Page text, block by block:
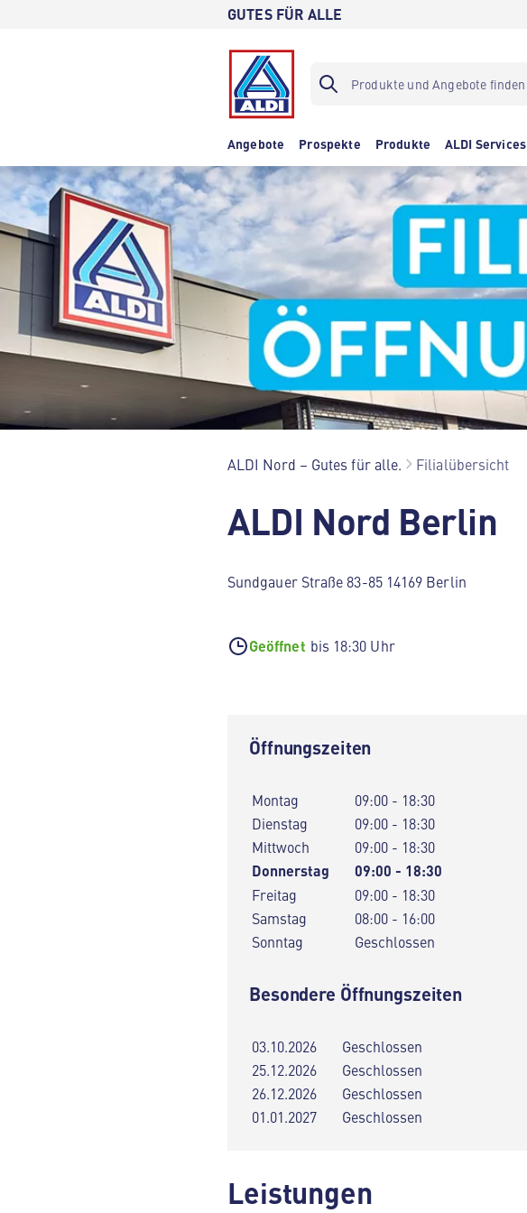
GUTES FÜR ALLE
Angebote Prospekte Produkte ALDI Services
ALDI Nord – Gutes für alle. Filialübersicht
ALDI Nord Berlin
Sundgauer Straße 83-85 14169 Berlin
Geöffnet bis 18:30 Uhr
Öffnungszeiten
Montag
09:00 - 18:30
Dienstag
09:00 - 18:30
Mittwoch
09:00 - 18:30
Donnerstag 09:00 - 18:30
Freitag
09:00 - 18:30
Samstag
08:00 - 16:00
Sonntag
Geschlossen
Besondere Öffnungszeiten
03.10.2026
Geschlossen
25.12.2026
Geschlossen
26.12.2026
Geschlossen
01.01.2027
Geschlossen
Leistungen